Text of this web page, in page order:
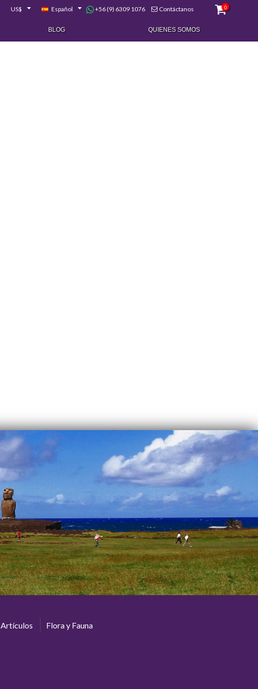
US$ Español +56 (9) 6309 1076 Contáctanos 0
BLOG QUIENES SOMOS
Artículos Flora y Fauna